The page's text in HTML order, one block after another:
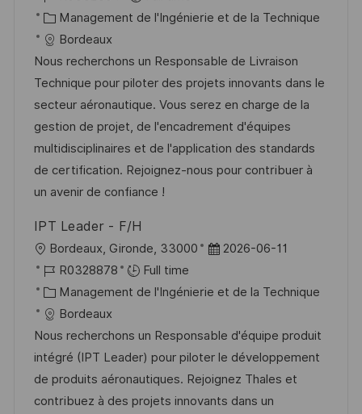
s
e
c
a
l
i
s
a
t
i
o
t
d
’
a
f
f
i
g
é
f
é
r
e
n
c
e
d
o
s
t
e
C
a
t
é
g
o
r
i
e
Management de l'Ingénierie et de la Technique
Bordeaux
Nous recherchons un Responsable de Livraison
Technique pour piloter des projets innovants dans le
secteur aéronautique. Vous serez en charge de la
gestion de projet, de l'encadrement d'équipes
multidisciplinaires et de l'application des standards
de certification. Rejoignez-nous pour contribuer à
un avenir de confiance !
IPT Leader - F/H
o
c
a
l
i
s
a
Bordeaux, Gironde, 33000
D
t
d
’
a
f
2026-06-11
R
é
f
é
r
e
n
R0328878
Full time
C
a
t
é
g
o
Management de l'Ingénierie et de la Technique
Bordeaux
Nous recherchons un Responsable d'équipe produit
intégré (IPT Leader) pour piloter le développement
de produits aéronautiques. Rejoignez Thales et
contribuez à des projets innovants dans un